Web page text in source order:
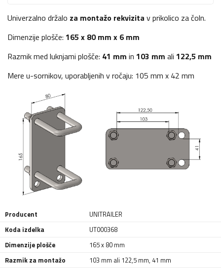
Univerzalno držalo za montažo rekvizita v prikolico za čoln.
Dimenzije plošče: 165 x 80 mm x 6 mm
Razmik med luknjami plošče: 41 mm in 103 mm ali 122,5 mm
Mere u-sornikov, uporabljenih v ročaju: 105 mm x 42 mm
Producent
UNITRAILER
Koda izdelka
UT000368
Dimenzije plošče
165 x 80 mm
Razmik za montažo
103 mm ali 122,5 mm, 41 mm